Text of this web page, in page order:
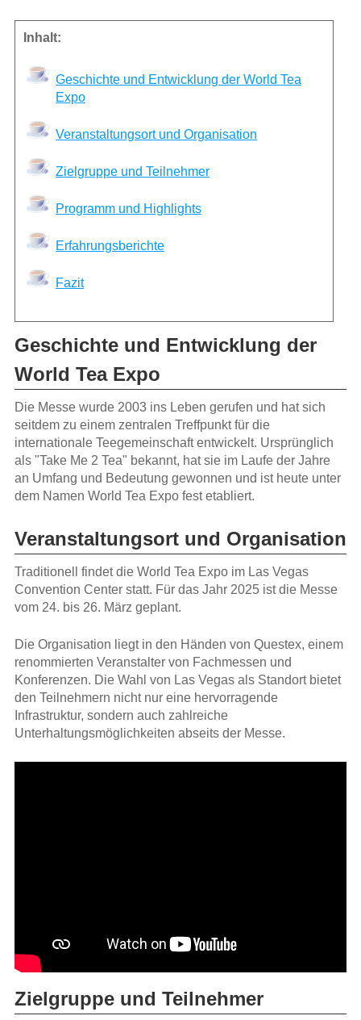
Inhalt:
Geschichte und Entwicklung der World Tea
Expo
Veranstaltungsort und Organisation
Zielgruppe und Teilnehmer
Programm und Highlights
Erfahrungsberichte
Fazit
Geschichte und Entwicklung der
World Tea Expo
Die Messe wurde 2003 ins Leben gerufen und hat sich
seitdem zu einem zentralen Treffpunkt für die
internationale Teegemeinschaft entwickelt. Ursprünglich
als "Take Me 2 Tea" bekannt, hat sie im Laufe der Jahre
an Umfang und Bedeutung gewonnen und ist heute unter
dem Namen World Tea Expo fest etabliert.
Veranstaltungsort und Organisation
Traditionell findet die World Tea Expo im Las Vegas
Convention Center statt. Für das Jahr 2025 ist die Messe
vom 24. bis 26. März geplant.
Die Organisation liegt in den Händen von Questex, einem
renommierten Veranstalter von Fachmessen und
Konferenzen. Die Wahl von Las Vegas als Standort bietet
den Teilnehmern nicht nur eine hervorragende
Infrastruktur, sondern auch zahlreiche
Unterhaltungsmöglichkeiten abseits der Messe.
Zielgruppe und Teilnehmer